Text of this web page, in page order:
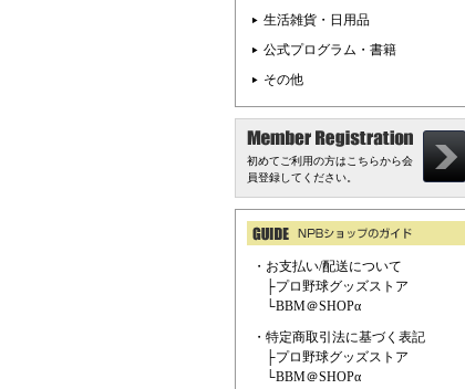
生活雑貨・日用品
公式プログラム・書籍
その他
初めてご利用の方はこちらから会
員登録してください。
・お支払い/配送について
├プロ野球グッズストア
└BBM＠SHOPα
・特定商取引法に基づく表記
├プロ野球グッズストア
└BBM＠SHOPα